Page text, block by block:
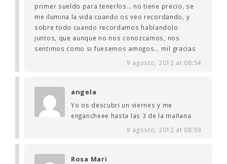
primer sueldo para tenerlos… no tiene precio, se
me ilumina la vida cuando os veo recordando, y
sobre todo cuando recordamos hablandolo
juntos, que aunque no nos conozcamos, nos
sentimos como si fuesemos amogos… mil gracias
9 agosto, 2012 at 08:54
angela
Yo os descubri un viernes y me
engancheee hasta las 3 de la mañana
9 agosto, 2012 at 08:59
Rosa Mari